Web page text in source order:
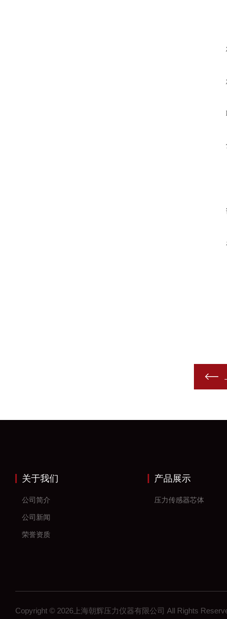
关于我们
公司简介
公司新闻
荣誉资质
产品展示
压力传感器芯体
Copyright © 2026上海朝辉压力仪器有限公司 All Rights